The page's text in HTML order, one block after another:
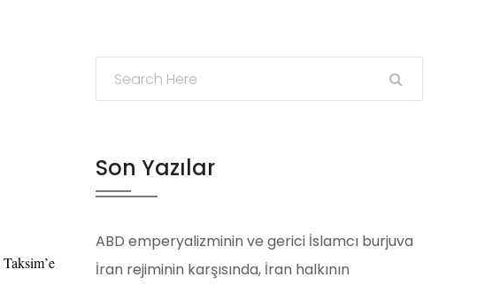
Son Yazılar
ABD emperyalizminin ve gerici İslamcı burjuva
İran rejiminin karşısında, İran halkının